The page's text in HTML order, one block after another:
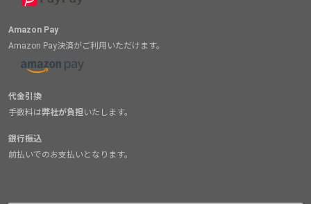
Amazon Pay
Amazon Pay決済がご利用いただけます。
代金引換
手数料は弊社が負担いたします。
銀行振込
前払いでのお支払いとなります。